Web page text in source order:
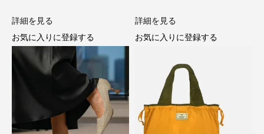
気軽に楽しめる低価格でトレンドを取
り入れたファッションブランド
LOWO（ロワ）は、アパレルはもちろん、インナ
ー、バッグやシューズ、小物まで、驚くほどリー
ズナブルにラインナップ。
詳細を見る
お気に入りに登録する
詳細を見る
お気に入りに登録する